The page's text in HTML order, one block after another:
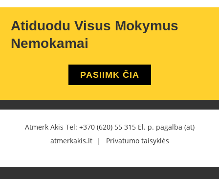
Atiduodu Visus Mokymus
Nemokamai
PASIIMK ČIA
Atmerk Akis Tel: +370 (620) 55 315El. p. pagalba (at)
atmerkakis.lt | Privatumo taisyklės